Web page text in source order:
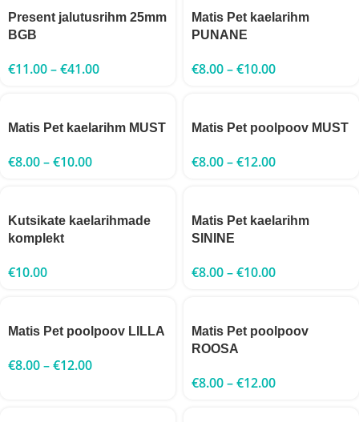
Present jalutusrihm 25mm
BGB
€11.00–€41.00
Matis Pet kaelarihm
PUNANE
€8.00–€10.00
Matis Pet kaelarihm MUST
€8.00–€10.00
Matis Pet poolpoov MUST
€8.00–€12.00
Kutsikate kaelarihmade
komplekt
€10.00
Matis Pet kaelarihm
SININE
€8.00–€10.00
Matis Pet poolpoov LILLA
€8.00–€12.00
Matis Pet poolpoov
ROOSA
€8.00–€12.00